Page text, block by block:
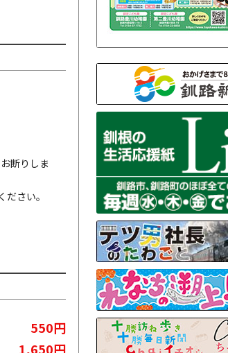
断りしま
さい。
550円
1,650円